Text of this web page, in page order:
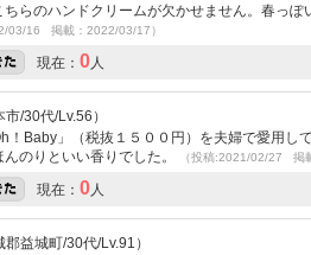
らのハンドクリームが欠かせません。春っ
03/16 掲載：2022/03/17）
現在： 0人
/30代/Lv.56）
！Baby」（税抜１５００円）を夫婦で愛用
のりといい香りでした。
（投稿:2021/02/27 掲
現在： 0人
益城町/30代/Lv.91）